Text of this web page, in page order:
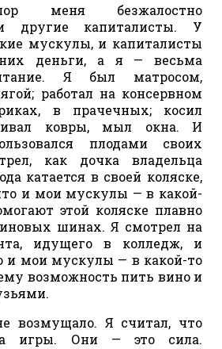
меня безжалостно
другие капиталисты. У
мускулы, и капиталисты
деньги, а я — весьма
Я был матросом,
работал на консервном
в прачечных; косил
ковры, мыл окна. И
плодами своих
как дочка владельца
катается в своей коляске,
и мои мускулы — в какой-
этой коляске плавно
шинах. Я смотрел на
идущего в колледж, и
и мои мускулы — в какой-то
возможность пить вино и
возмущало. Я считал, что
игры. Они — это сила.